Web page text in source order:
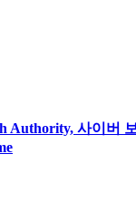
Authority, 사이버